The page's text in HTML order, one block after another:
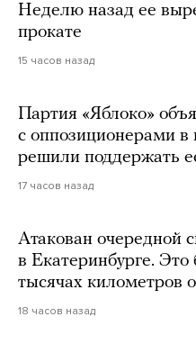
Неделю назад ее
прокате
15 часов назад
Партия «Яблоко»
с оппозиционерами в
решили поддержать
17 часов назад
Атакован очередной
в Екатеринбурге. Это
тысячах километров
18 часов назад